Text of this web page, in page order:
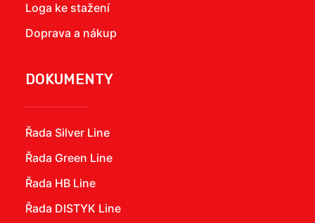
Loga ke stažení
Doprava a nákup
DOKUMENTY
Řada Silver Line
Řada Green Line
Řada HB Line
Řada DISTYK Line